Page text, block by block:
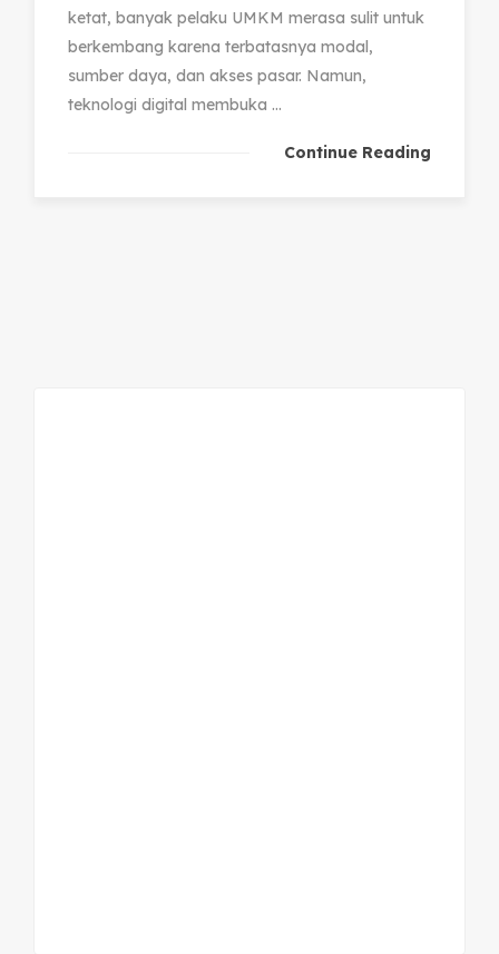
ketat, banyak pelaku UMKM merasa sulit untuk
berkembang karena terbatasnya modal,
sumber daya, dan akses pasar. Namun,
teknologi digital membuka ...
Continue Reading